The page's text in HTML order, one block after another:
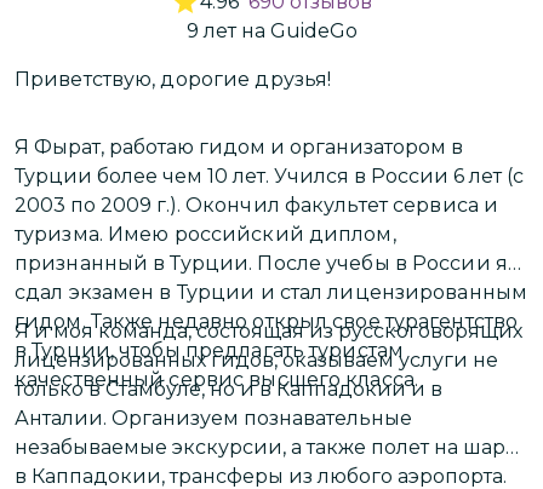
городе и получить удовольствие от
красивых видов и атмосферы.
9 летна GuideGo
Приветствую, дорогие друзья!
Я Фырат, работаю гидом и организатором в
Турции более чем 10 лет. Учился в России 6 лет (с
2003 по 2009 г.). Окончил факультет сервиса и
туризма. Имею российский диплом,
признанный в Турции. После учебы в России я
сдал экзамен в Турции и стал лицензированным
гидом. Также недавно открыл свое турагентство
в Турции, чтобы предлагать туристам
качественный сервис высшего класса.
Я и моя команда, состоящая из русскоговорящих
лицензированных гидов, оказываем услуги не
только в Стамбуле, но и в Каппадокии и в
Анталии. Организуем познавательные
незабываемые экскурсии, а также полет на шаре
в Каппадокии, трансферы из любого аэропорта.